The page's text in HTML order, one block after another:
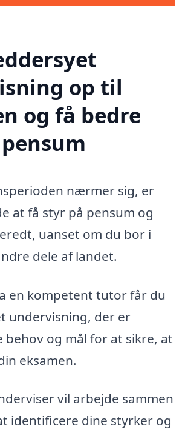
op til
og få bedre
nærmer sig, er
at få styr på pensum og
uanset om du bor i
dele af landet.
en kompetent tutor får du
undervisning, der er
behov og mål for at sikre, at
eksamen.
vil arbejde sammen
identificere dine styrker og